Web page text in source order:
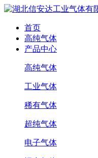
首页
高纯气体
产品中心
高纯气体
工业气体
稀有气体
超纯气体
电子气体